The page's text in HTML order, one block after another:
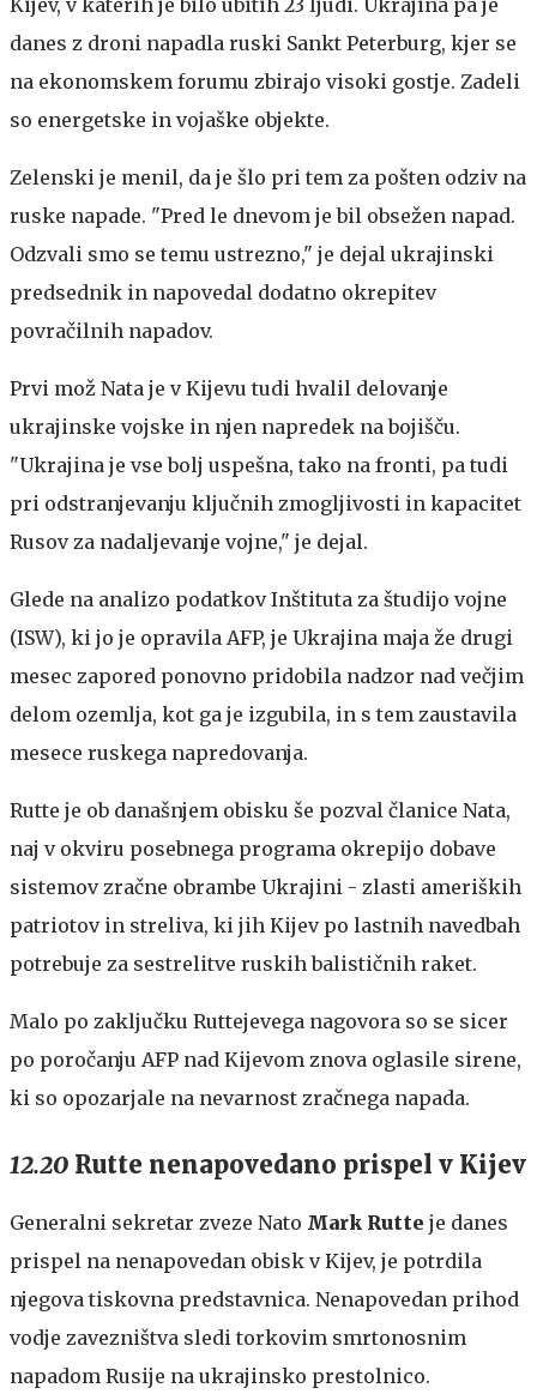
Kijev, v katerih je bilo ubitih 23 ljudi. Ukrajina pa je
danes z droni napadla ruski Sankt Peterburg, kjer se
na ekonomskem forumu zbirajo visoki gostje. Zadeli
so energetske in vojaške objekte.
Zelenski je menil, da je šlo pri tem za pošten odziv na
ruske napade. "Pred le dnevom je bil obsežen napad.
Odzvali smo se temu ustrezno," je dejal ukrajinski
predsednik in napovedal dodatno okrepitev
povračilnih napadov.
Prvi mož Nata je v Kijevu tudi hvalil delovanje
ukrajinske vojske in njen napredek na bojišču.
"Ukrajina je vse bolj uspešna, tako na fronti, pa tudi
pri odstranjevanju ključnih zmogljivosti in kapacitet
Rusov za nadaljevanje vojne," je dejal.
Glede na analizo podatkov Inštituta za študijo vojne
(ISW), ki jo je opravila AFP, je Ukrajina maja že drugi
mesec zapored ponovno pridobila nadzor nad večjim
delom ozemlja, kot ga je izgubila, in s tem zaustavila
mesece ruskega napredovanja.
Rutte je ob današnjem obisku še pozval članice Nata,
naj v okviru posebnega programa okrepijo dobave
sistemov zračne obrambe Ukrajini - zlasti ameriških
patriotov in streliva, ki jih Kijev po lastnih navedbah
potrebuje za sestrelitve ruskih balističnih raket.
Malo po zaključku Ruttejevega nagovora so se sicer
po poročanju AFP nad Kijevom znova oglasile sirene,
ki so opozarjale na nevarnost zračnega napada.
12.20 Rutte nenapovedano prispel v Kijev
Generalni sekretar zveze Nato Mark Rutte je danes
prispel na nenapovedan obisk v Kijev, je potrdila
njegova tiskovna predstavnica. Nenapovedan prihod
vodje zavezništva sledi torkovim smrtonosnim
napadom Rusije na ukrajinsko prestolnico.